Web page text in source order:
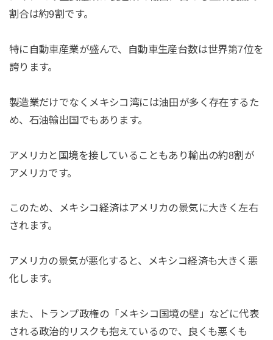
割合は約9割です。
特に自動車産業が盛んで、自動車生産台数は世界第7位を
誇ります。
製造業だけでなくメキシコ湾には油田が多く存在するた
め、石油輸出国でもあります。
アメリカと国境を接していることもあり輸出の約8割が
アメリカです。
このため、メキシコ経済はアメリカの景気に大きく左右
されます。
アメリカの景気が悪化すると、メキシコ経済も大きく悪
化します。
また、トランプ政権の「メキシコ国境の壁」などに代表
される政治的リスクも抱えているので、良くも悪くも